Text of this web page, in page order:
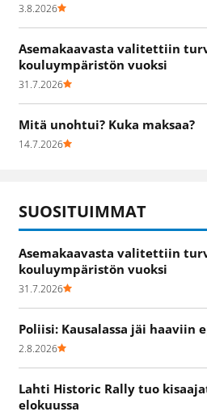
3.8.2026
Asemakaavasta valitettiin
kouluympäristön vuoksi
31.7.2026
Mitä unohtui? Kuka maksaa?
14.7.2026
SUOSITUIMMAT
Asemakaavasta valitettiin
kouluympäristön vuoksi
31.7.2026
Poliisi: Kausalassa jäi
2.8.2026
Lahti Historic Rally tuo
elokuussa